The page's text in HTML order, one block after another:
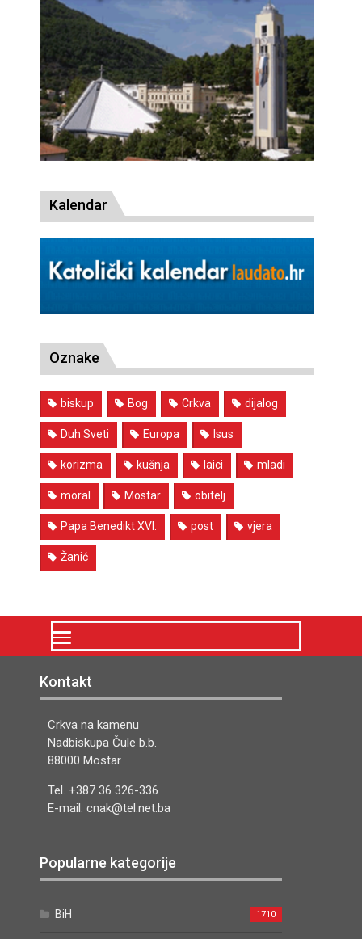
Kalendar
Oznake
biskup Bog Crkva dijalog
Duh Sveti Europa Isus
korizma kušnja laici mladi
moral Mostar obitelj
Papa Benedikt XVI. post vjera
Žanić
Kontakt
Crkva na kamenu
Nadbiskupa Čule b.b.
88000 Mostar
Tel. +387 36 326-336
E-mail: cnak@tel.net.ba
Popularne kategorije
BiH 1710